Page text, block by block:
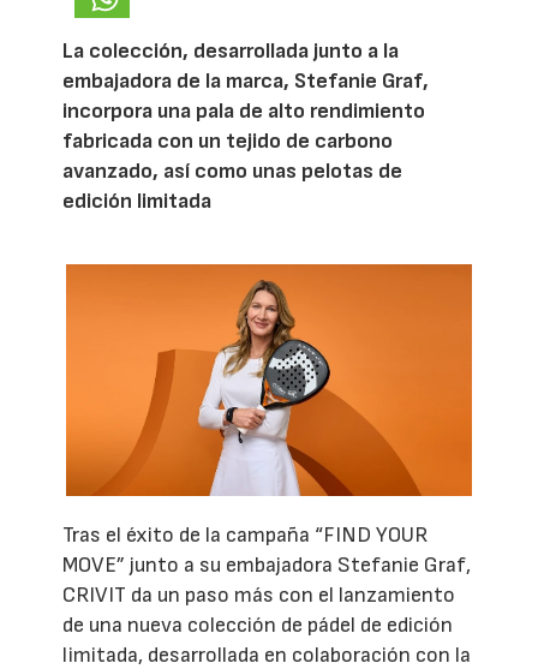
La colección, desarrollada junto a la
embajadora de la marca, Stefanie Graf,
incorpora una pala de alto rendimiento
fabricada con un tejido de carbono
avanzado, así como unas pelotas de
edición limitada
Tras el éxito de la campaña “FIND YOUR
MOVE” junto a su embajadora Stefanie Graf,
CRIVIT da un paso más con el lanzamiento
de una nueva colección de pádel de edición
limitada, desarrollada en colaboración con la